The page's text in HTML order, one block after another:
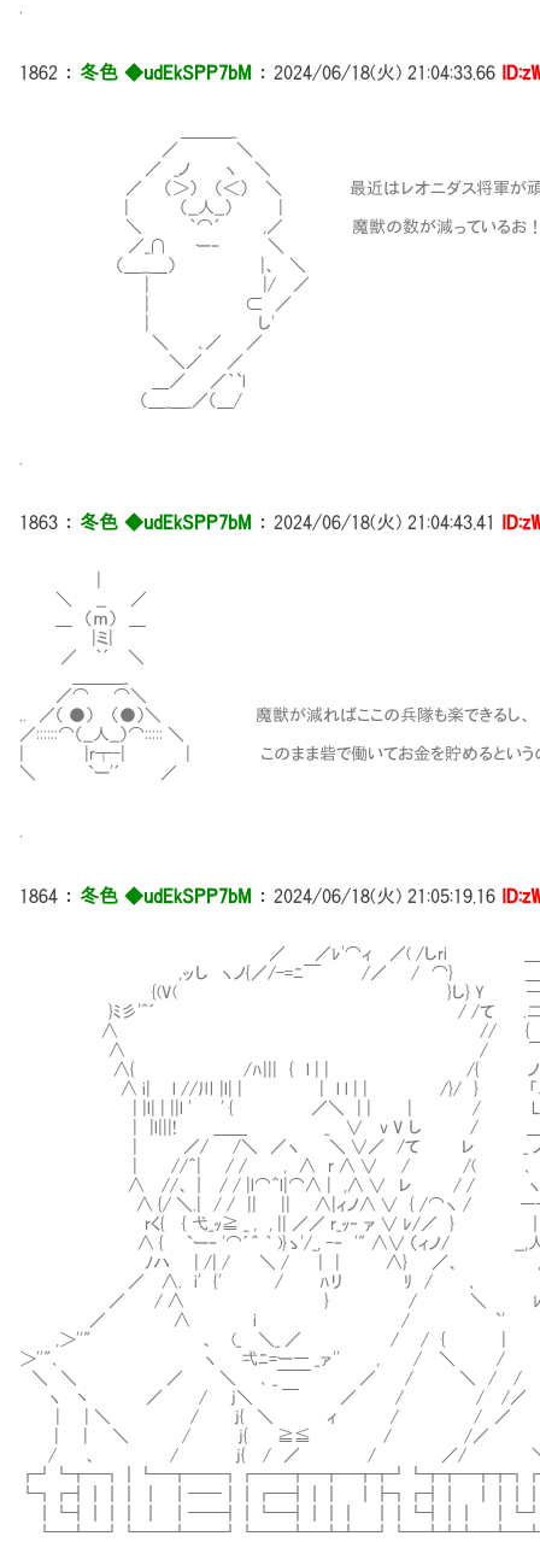
1862 ： 冬色 ◆udEkSPP7bM ： 2024/06/18(火) 21:04:33.66
／ ＼
／ _ノ ヽ ＼
／ （＞） （＜） ＼ 最近はレオニダス将軍が頑張
| （__人__） |
＼ ｀⌒´ ,／ 魔獣の数が減っているお
／_∩ ー‐ ＼
（＿__＿） |、 ＼
| |/ ／
| ⊂ ／
| し'
＼ ､／ ／
＼／ ／
＿／ ／｀`l
（＿_＿_／（＿/
1863 ： 冬色 ◆udEkSPP7bM ： 2024/06/18(火) 21:04:43.41
＼ __ ／
＿ （ｍ） ＿
|ミ|
／ ｀´ ＼
／⌒ ⌒＼
.. ／（ ●） （●）＼ 魔獣が減ればここの兵隊も楽できるし、
／::::::⌒（__人__）⌒::::: ＼
| |r┬-| | このまま砦で働いてお金を貯めるというのも
＼ `ー'´ ／
1864 ： 冬色 ◆udEkSPP7bM ： 2024/06/18(火) 21:05:19.16
／ ／ﾚ'⌒ィ ／( /しri ＿
,ッし ヽノ{／/-=ﾆ￣ /／ / ⌒} ＿
{(V( }し} Y ―― ―
}ﾐ彡'^´ / /て .二
∧ // { }
∧ / ￣
∧{ /ﾊ||| { l | | /{ ノ‐､‐ ノ
∧ i| l //川 |l| | | l l | | /}/ } 「二二
| |l| | ||l ' ' { ／＼ | | | / L二二
| |l|||! ＿＿ _ ∨ v V し / ＿ }＿
| ／/ /＼ ／ヽ ＼ ∨／ /て レ _
| //＾| / / , ∧ r ∧ ∨ / /( ､
∧ //、｜ / / |l⌒＾l|⌒∧ | ,∧ ∨ レ / / ヽ.
∧ {/ ＼.| / / || || ∧|ィノ∧ ∨ { /⌒ヽ /
rく{ { 弋_ｯ≧ _ , , || ／／ r_ｯ‐ ァ ∨ ﾚ/／ }
∧ { `ー‐ '⌒´＾ ｀ )}ゝ'/_, -‐ '" ∧∨ （ィノ/ __,人＿
ﾉハ | /| / ＼ / | | ∧} ／、 ,
／ ∧. i' {' / ﾊリ ﾘ / ､ |
／ / ∧ } / ＼ ﾚ'
／ ∧ i / `'
,＞''" 、 (_ ＼_ ／ / / { |
＞''"､ ヽ 弌ﾆ=ー― _ァ'' , / ＼ /
＼ ＼ ／ ＼ ､ _￣￣ ／ /
ヽ 丶 ／ / j＼ ￣ ／ / /
| | ＼ / j{ ＼ ィ / / ／
| | ＼ / j{ ≧≦ / /／
/ 、 / j{ / ／ / ／/
┗┓┏┫┃┃┃ ┃ ┃━━┃┃┏━┫┃┃ ┃┣┓┏┫┃
┃┗┫┃┃┃ ┃ ┃━━┫┃┗━┫┃┃┃ ┃┃┗┫┃┃